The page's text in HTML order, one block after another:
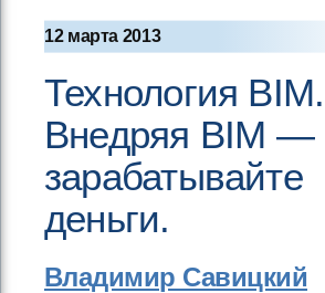
12 марта 2013
Технология ВІМ.
Внедряя ВІМ —
зарабатывайте
деньги.
Владимир Савицкий